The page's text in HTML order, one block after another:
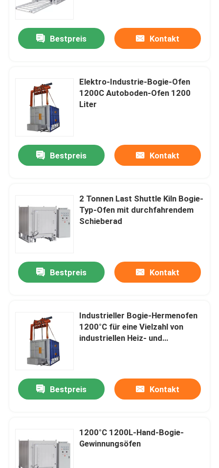
Zu Hause
Videos
Bestpreis Kontakt
Elektro-Industrie-Bogie-Ofen
1200C Autoboden-Ofen 1200
Liter
Bestpreis Kontakt
2 Tonnen Last Shuttle Kiln Bogie-
Typ-Ofen mit durchfahrendem
Schieberad
Bestpreis Kontakt
Industrieller Bogie-Hermenofen
1200°C für eine Vielzahl von
industriellen Heiz- und
Bestpreis Kontakt
1200°C 1200L-Hand-Bogie-
Gewinnungsöfen